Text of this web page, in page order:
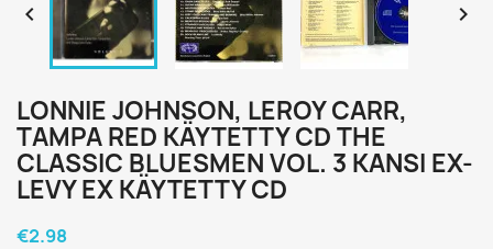
 
LONNIE JOHNSON, LEROY CARR,
TAMPA RED KÄYTETTY CD THE
CLASSIC BLUESMEN VOL. 3 KANSI EX-
LEVY EX KÄYTETTY CD
€2.98